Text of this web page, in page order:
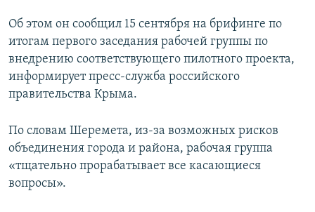
ПОБЕДИТЕЛЕЙ НЕ СУДЯТ?
КРЫМ.НЕПОКОРЕННЫЙ
ELIFBE
УКРАИНСКАЯ ПРОБЛЕМА КРЫМА
ПРИСОЕДИНЯЙТЕСЬ!
Об этом он сообщил 15 сентября на брифинге по
итогам первого заседания рабочей группы по
внедрению соответствующего пилотного проекта,
информирует пресс-служба российского
правительства Крыма.
По словам Шеремета, из-за возможных рисков
объединения города и района, рабочая группа
«тщательно прорабатывает все касающиеся
вопросы».